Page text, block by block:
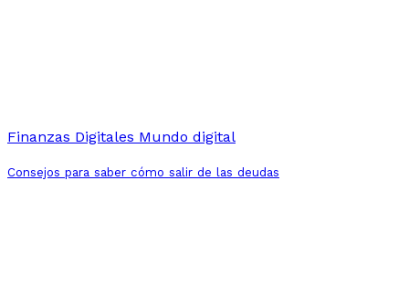
Finanzas Digitales Mundo digital
Consejos para saber cómo salir de las deudas